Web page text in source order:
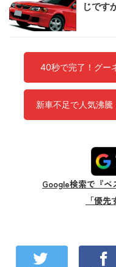
じです
40秒で完了！グー
新車不足で人気沸
Google検索で『ベ
「優